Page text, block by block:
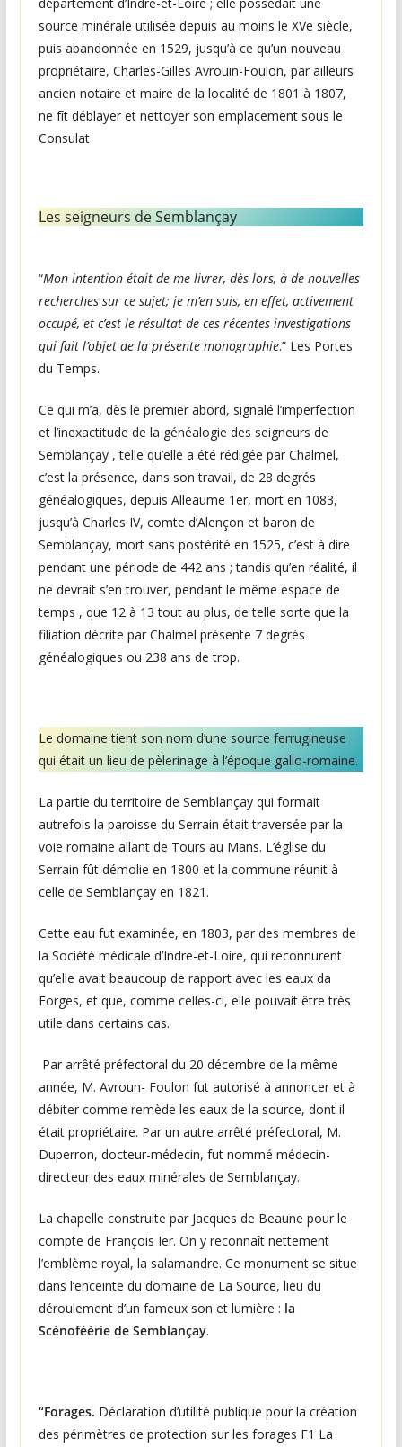
source minérale utilisée depuis au moins le XVe siècle,
puis abandonnée en 1529, jusqu’à ce qu’un nouveau
propriétaire, Charles-Gilles Avrouin-Foulon, par ailleurs
ancien notaire et maire de la localité de 1801 à 1807,
ne fît déblayer et nettoyer son emplacement sous le
Consulat ‎
Les seigneurs de Semblançay
“Mon intention était de me livrer, dès lors, à de nouvelles
recherches sur ce sujet; je m’en suis, en effet, activement
occupé, et c’est le résultat de ces récentes investigations
qui fait l’objet de la présente monographie.” Les Portes
du Temps.
Ce qui m’a, dès le premier abord, signalé l’imperfection
et l’inexactitude de la généalogie des seigneurs de
Semblançay , telle qu’elle a été rédigée par Chalmel,
c’est la présence, dans son travail, de 28 degrés
généalogiques, depuis Alleaume 1er, mort en 1083,
jusqu’à Charles IV, comte d’Alençon et baron de
Semblançay, mort sans postérité en 1525, c’est à dire
pendant une période de 442 ans ; tandis qu’en réalité, il
ne devrait s’en trouver, pendant le même espace de
temps , que 12 à 13 tout au plus, de telle sorte que la
filiation décrite par Chalmel présente 7 degrés
généalogiques ou 238 ans de trop.
Le domaine tient son nom d’une source ferrugineuse
qui était un lieu de pèlerinage à l’époque gallo-romaine.
La partie du territoire de Semblançay qui formait
autrefois la paroisse du Serrain était traversée par la
voie romaine allant de Tours au Mans. L’église du
Serrain fût démolie en 1800 et la commune réunit à
celle de Semblançay en 1821.
Cette eau fut examinée, en 1803, par des membres de
la Société médicale d’Indre-et-Loire, qui reconnurent
qu’elle avait beaucoup de rapport avec les eaux da
Forges, et que, comme celles-ci, elle pouvait être très
utile dans certains cas.
Par arrêté préfectoral du 20 décembre de la même
année, M. Avroun- Foulon fut autorisé à annoncer et à
débiter comme remède les eaux de la source, dont il
était propriétaire. Par un autre arrêté préfectoral, M.
Duperron, docteur-médecin, fut nommé médecin-
directeur des eaux minérales de Semblançay.
La chapelle construite par Jacques de Beaune pour le
compte de François Ier. On y reconnaît nettement
l’emblème royal, la salamandre. Ce monument se situe
dans l’enceinte du domaine de La Source, lieu du
déroulement d’un fameux son et lumière : la
Scénoféérie de Semblançay.
“Forages. Déclaration d’utilité publique pour la création
des périmètres de protection sur les forages F1 La